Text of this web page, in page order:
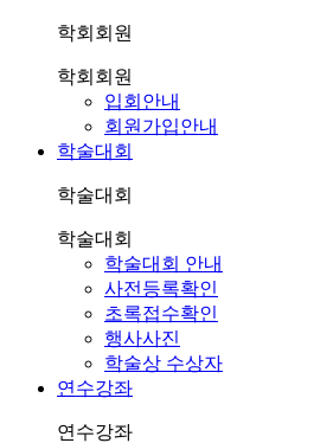
학회회원
학회회원
입회안내
회원가입안내
학술대회
학술대회
학술대회
학술대회 안내
사전등록확인
초록접수확인
행사사진
학술상 수상자
연수강좌
연수강좌